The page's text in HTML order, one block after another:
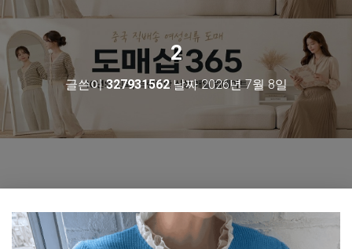
2
글쓴이327931562날짜2026년 7월 8일